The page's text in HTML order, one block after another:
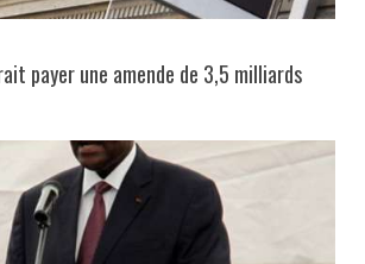
payer une amende de 3,5 milliards